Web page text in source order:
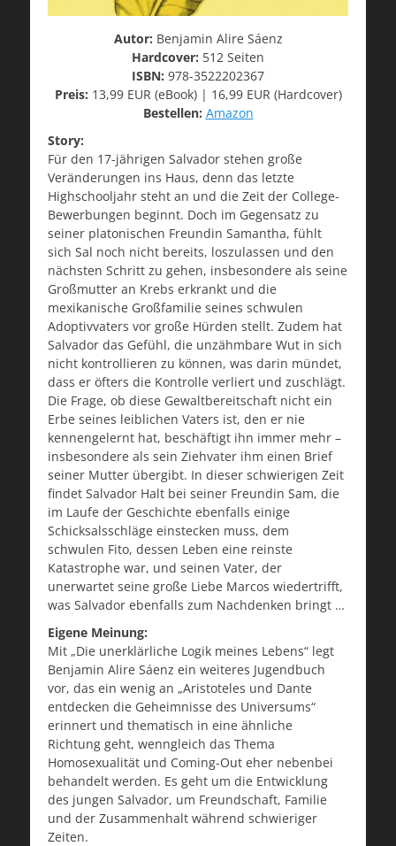
Autor: Benjamin Alire Sáenz
Hardcover: 512 Seiten
ISBN: 978-3522202367
Preis: 13,99 EUR (eBook) | 16,99 EUR (Hardcover)
Bestellen: Amazon
Story:
Für den 17-jährigen Salvador stehen große
Veränderungen ins Haus, denn das letzte
Highschooljahr steht an und die Zeit der College-
Bewerbungen beginnt. Doch im Gegensatz zu
seiner platonischen Freundin Samantha, fühlt
sich Sal noch nicht bereits, loszulassen und den
nächsten Schritt zu gehen, insbesondere als seine
Großmutter an Krebs erkrankt und die
mexikanische Großfamilie seines schwulen
Adoptivvaters vor große Hürden stellt. Zudem hat
Salvador das Gefühl, die unzähmbare Wut in sich
nicht kontrollieren zu können, was darin mündet,
dass er öfters die Kontrolle verliert und zuschlägt.
Die Frage, ob diese Gewaltbereitschaft nicht ein
Erbe seines leiblichen Vaters ist, den er nie
kennengelernt hat, beschäftigt ihn immer mehr –
insbesondere als sein Ziehvater ihm einen Brief
seiner Mutter übergibt. In dieser schwierigen Zeit
findet Salvador Halt bei seiner Freundin Sam, die
im Laufe der Geschichte ebenfalls einige
Schicksalsschläge einstecken muss, dem
schwulen Fito, dessen Leben eine reinste
Katastrophe war, und seinen Vater, der
unerwartet seine große Liebe Marcos wiedertrifft,
was Salvador ebenfalls zum Nachdenken bringt …
Eigene Meinung:
Mit „Die unerklärliche Logik meines Lebens“ legt
Benjamin Alire Sáenz ein weiteres Jugendbuch
vor, das ein wenig an „Aristoteles und Dante
entdecken die Geheimnisse des Universums“
erinnert und thematisch in eine ähnliche
Richtung geht, wenngleich das Thema
Homosexualität und Coming-Out eher nebenbei
behandelt werden. Es geht um die Entwicklung
des jungen Salvador, um Freundschaft, Familie
und der Zusammenhalt während schwieriger
Zeiten.